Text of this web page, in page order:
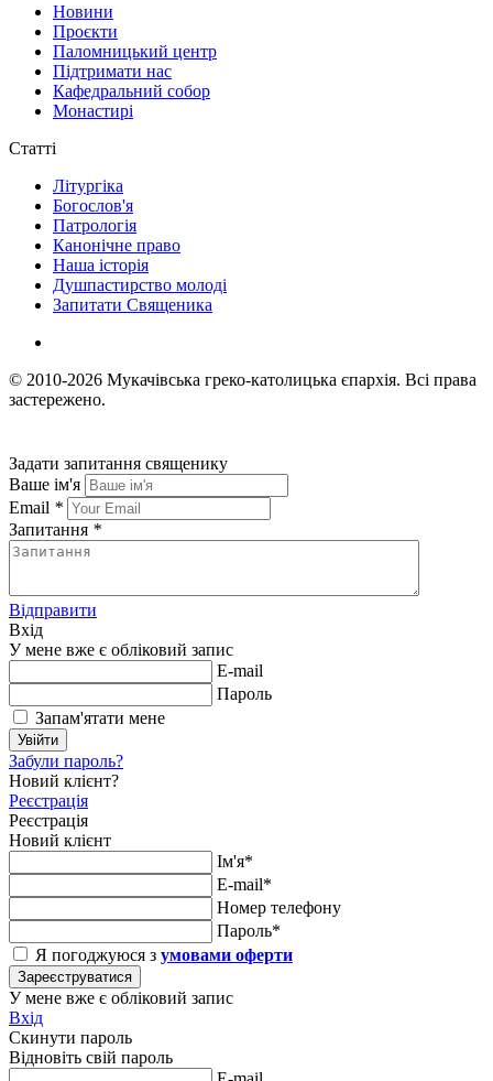
Новини
Проєкти
Паломницький центр
Підтримати нас
Кафедральний собор
Монастирі
Статті
Літургіка
Богослов'я
Патрологія
Канонічне право
Наша історія
Душпастирство молоді
Запитати Священика
© 2010-2026 Мукачівська греко-католицька єпархія. Всі права
застережено.
Задати запитання священику
Ваше ім'я
Email *
Запитання *
Відправити
Вхід
У мене вже є обліковий запис
E-mail
Пароль
Запам'ятати мене
Увійти
Забули пароль?
Новий клієнт?
Реєстрація
Реєстрація
Новий клієнт
Ім'я*
E-mail*
Номер телефону
Пароль*
Я погоджуюся з умовами оферти
Зареєструватися
У мене вже є обліковий запис
Вхід
Скинути пароль
Відновіть свій пароль